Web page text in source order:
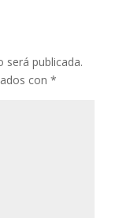
será publicada.
con *